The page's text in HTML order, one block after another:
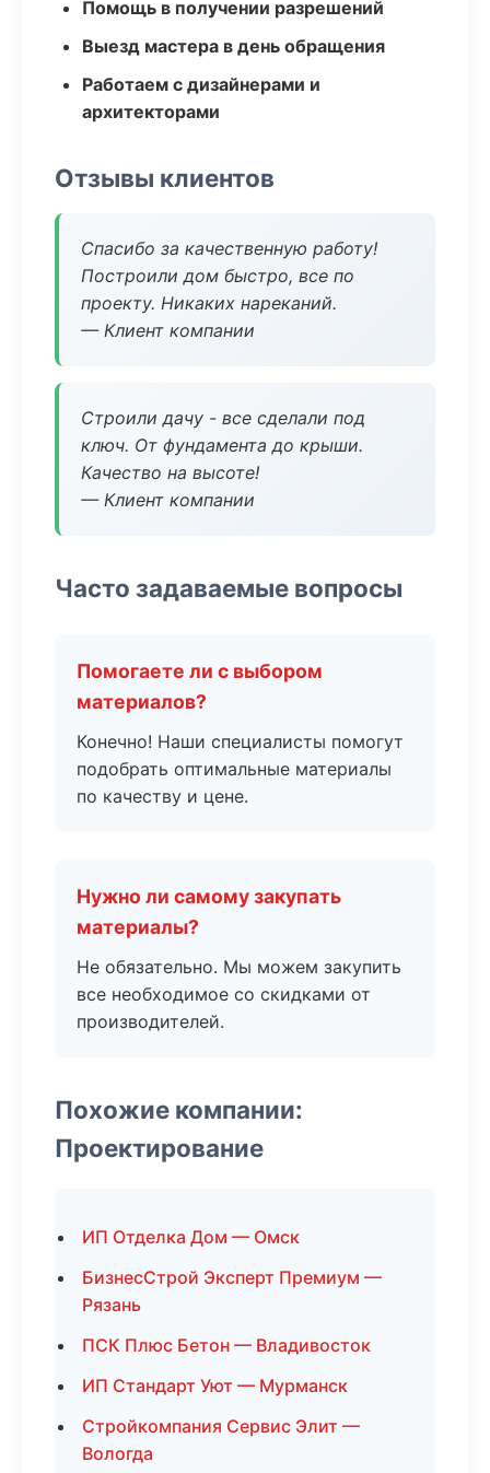
Помощь в получении разрешений
Выезд мастера в день обращения
Работаем с дизайнерами и
архитекторами
Отзывы клиентов
Спасибо за качественную работу!
Построили дом быстро, все по
проекту. Никаких нареканий.
— Клиент компании
Строили дачу - все сделали под
ключ. От фундамента до крыши.
Качество на высоте!
— Клиент компании
Часто задаваемые вопросы
Помогаете ли с выбором
материалов?
Конечно! Наши специалисты помогут
подобрать оптимальные материалы
по качеству и цене.
Нужно ли самому закупать
материалы?
Не обязательно. Мы можем закупить
все необходимое со скидками от
производителей.
Похожие компании:
Проектирование
ИП Отделка Дом — Омск
БизнесСтрой Эксперт Премиум —
Рязань
ПСК Плюс Бетон — Владивосток
ИП Стандарт Уют — Мурманск
Стройкомпания Сервис Элит —
Вологда